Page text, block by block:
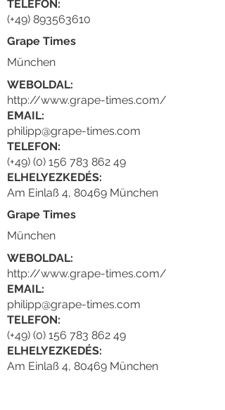
TELEFON:
(+49) 893563610
Grape Times
München
WEBOLDAL:
http://www.grape-times.com/
EMAIL:
philipp@grape-times.com
TELEFON:
(+49) (0) 156 783 862 49
ELHELYEZKEDÉS:
Am Einlaß 4, 80469 München
Grape Times
München
WEBOLDAL:
http://www.grape-times.com/
EMAIL:
philipp@grape-times.com
TELEFON:
(+49) (0) 156 783 862 49
ELHELYEZKEDÉS:
Am Einlaß 4, 80469 München